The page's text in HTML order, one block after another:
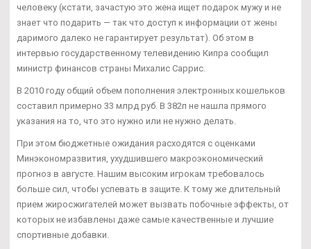
человеку (кстати, зачастую это жена ищет подарок мужу и не
знает что подарить — так что доступ к информации от жены
даримого далеко не гарантирует результат). Об этом в
интервью государственному телевидению Кипра сообщил
министр финансов страны Михалис Саррис.
В 2010 году общий объем пополнения электронных кошельков
составил примерно 33 млрд руб. В 382п не нашла прямого
указания на то, что это нужно или не нужно делать.
При этом бюджетные ожидания расходятся с оценками
Минэкономразвития, ухудшившего макроэкономический
прогноз в августе. Нашим высоким игрокам требовалось
больше сил, чтобы успевать в защите. К тому же длительный
прием жиросжигателей может вызвать побочные эффекты, от
которых не избавлены даже самые качественные и лучшие
спортивные добавки.